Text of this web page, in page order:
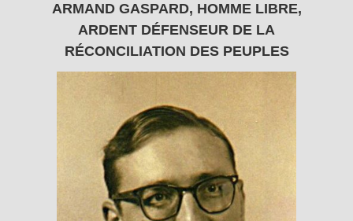
ARMAND GASPARD, HOMME LIBRE,
ARDENT DÉFENSEUR DE LA
RÉCONCILIATION DES PEUPLES